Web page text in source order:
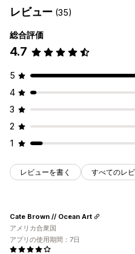
レビュー (35)
総合評価
4.7
5
4
3
2
1
レビューを書く すべてのレ
Cate Brown // Ocean Art
アメリカ合衆国
アプリの使用期間：7日